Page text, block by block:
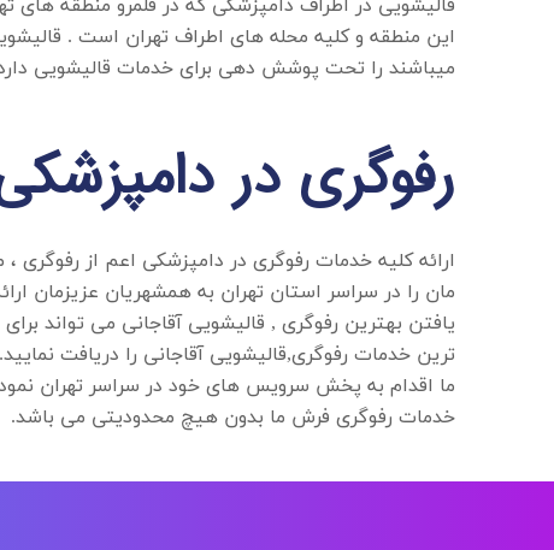
قالیشویی در اطراف دامپزشکی که در قلمرو منطقه های
این منطقه و کلیه محله های اطراف تهران است .
میباشند را تحت پوشش دهی برای خدمات قالیشویی
رفوگری در
ارائه کلیه خدمات رفوگری در دامپزشکی اعم از رفوگری
مان را در سراسر استان تهران به همشهریان عزیزمان
ترین خدمات رفوگری,قالیشویی آقاجانی را دریافت نمایید.
ما اقدام به پخش سرویس های خود در سراسر تهران
خدمات رفوگری فرش ما بدون هیچ محدودیتی می باشد.